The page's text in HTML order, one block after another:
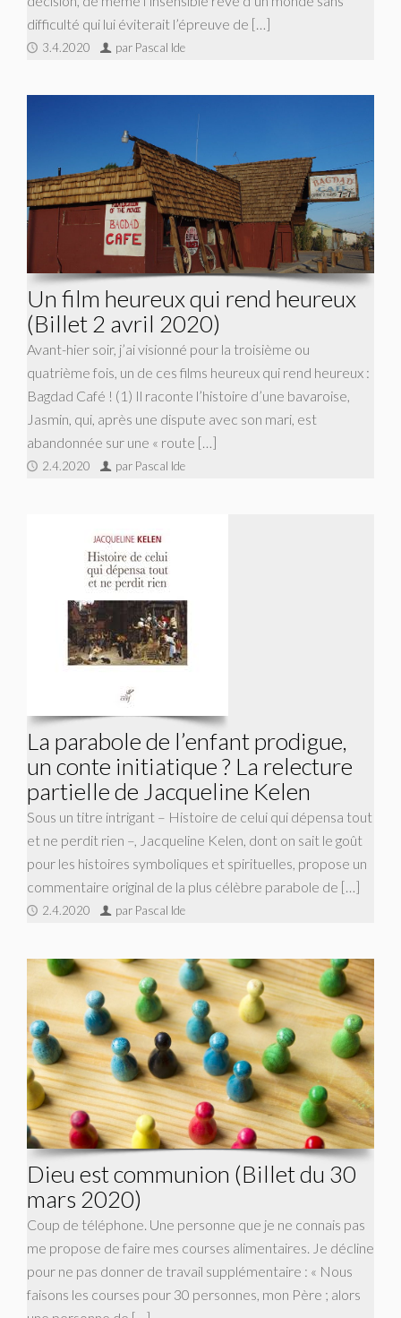
difficulté qui lui éviterait l’épreuve de […]
3.4.2020 par Pascal Ide
Un film heureux qui rend heureux
(Billet 2 avril 2020)
Avant-hier soir, j’ai visionné pour la troisième ou
quatrième fois, un de ces films heureux qui rend heureux :
Bagdad Café ! (1) Il raconte l’histoire d’une bavaroise,
Jasmin, qui, après une dispute avec son mari, est
abandonnée sur une « route […]
2.4.2020 par Pascal Ide
La parabole de l’enfant prodigue,
un conte initiatique ? La relecture
partielle de Jacqueline Kelen
Sous un titre intrigant – Histoire de celui qui dépensa tout
et ne perdit rien –, Jacqueline Kelen, dont on sait le goût
pour les histoires symboliques et spirituelles, propose un
commentaire original de la plus célèbre parabole de […]
2.4.2020 par Pascal Ide
Dieu est communion (Billet du 30
mars 2020)
Coup de téléphone. Une personne que je ne connais pas
me propose de faire mes courses alimentaires. Je décline
pour ne pas donner de travail supplémentaire : « Nous
faisons les courses pour 30 personnes, mon Père ; alors